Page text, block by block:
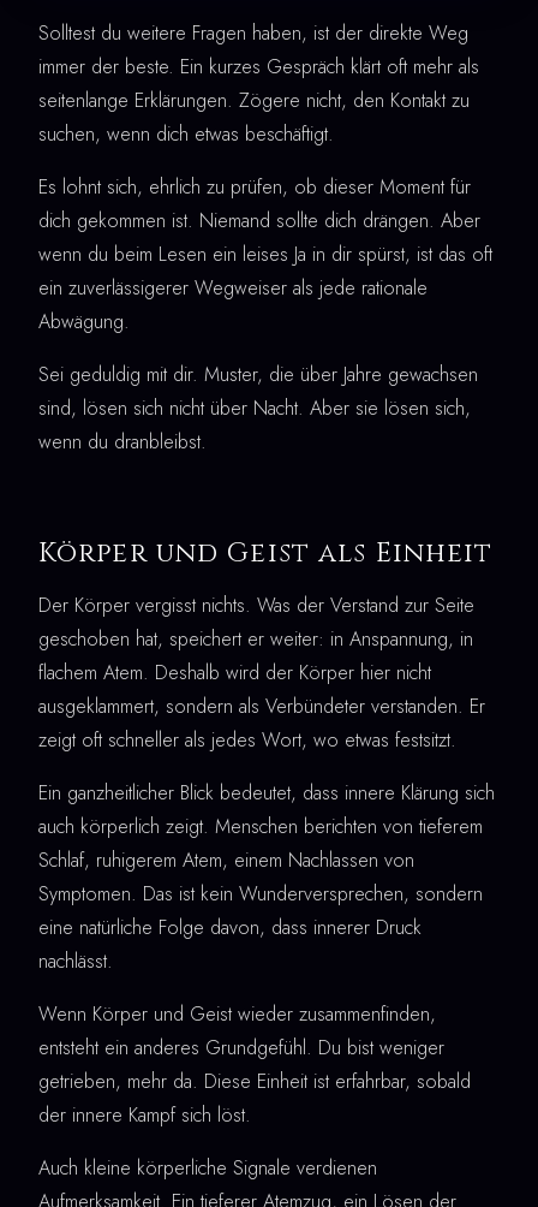
Solltest du weitere Fragen haben, ist der direkte Weg
immer der beste. Ein kurzes Gespräch klärt oft mehr als
seitenlange Erklärungen. Zögere nicht, den Kontakt zu
suchen, wenn dich etwas beschäftigt.
Es lohnt sich, ehrlich zu prüfen, ob dieser Moment für
dich gekommen ist. Niemand sollte dich drängen. Aber
wenn du beim Lesen ein leises Ja in dir spürst, ist das oft
ein zuverlässigerer Wegweiser als jede rationale
Abwägung.
Sei geduldig mit dir. Muster, die über Jahre gewachsen
sind, lösen sich nicht über Nacht. Aber sie lösen sich,
wenn du dranbleibst.
Körper und Geist als Einheit
Der Körper vergisst nichts. Was der Verstand zur Seite
geschoben hat, speichert er weiter: in Anspannung, in
flachem Atem. Deshalb wird der Körper hier nicht
ausgeklammert, sondern als Verbündeter verstanden. Er
zeigt oft schneller als jedes Wort, wo etwas festsitzt.
Ein ganzheitlicher Blick bedeutet, dass innere Klärung sich
auch körperlich zeigt. Menschen berichten von tieferem
Schlaf, ruhigerem Atem, einem Nachlassen von
Symptomen. Das ist kein Wunderversprechen, sondern
eine natürliche Folge davon, dass innerer Druck
nachlässt.
Wenn Körper und Geist wieder zusammenfinden,
entsteht ein anderes Grundgefühl. Du bist weniger
getrieben, mehr da. Diese Einheit ist erfahrbar, sobald
der innere Kampf sich löst.
Auch kleine körperliche Signale verdienen
Aufmerksamkeit. Ein tieferer Atemzug, ein Lösen der